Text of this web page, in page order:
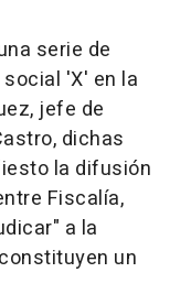
serie de
'X' en la
jefe de
dichas
la difusión
Fiscalía,
a la
un